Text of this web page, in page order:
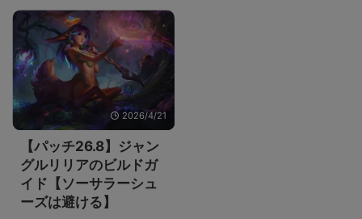
2026/4/21
【パッチ26.8】ジャン
グルリリアのビルドガ
イド【ソーサラーシュ
ーズは避ける】